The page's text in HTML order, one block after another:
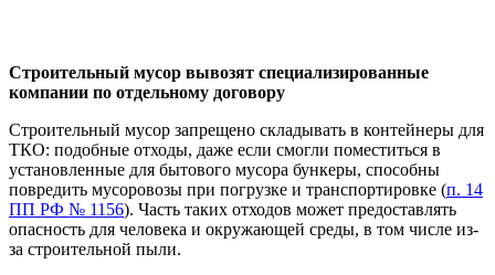
Строительный мусор вывозят специализированные
компании по отдельному договору
Строительный мусор запрещено складывать в контейнеры для
ТКО: подобные отходы, даже если смогли поместиться в
установленные для бытового мусора бункеры, способны
повредить мусоровозы при погрузке и транспортировке (п. 14
ПП РФ № 1156). Часть таких отходов может предоставлять
опасность для человека и окружающей среды, в том числе из-
за строительной пыли.